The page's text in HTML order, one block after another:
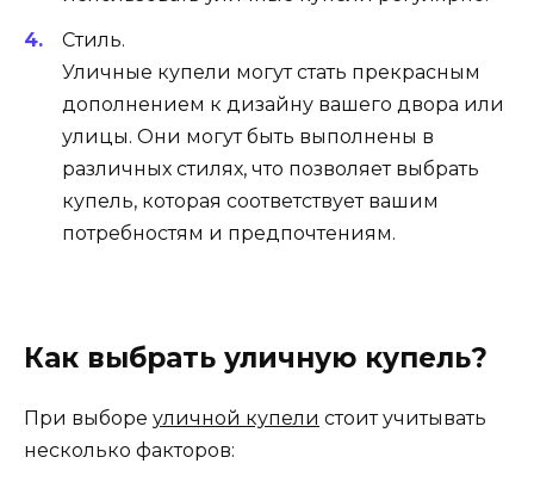
Стиль.
Уличные купели могут стать прекрасным
дополнением к дизайну вашего двора или
улицы. Они могут быть выполнены в
различных стилях, что позволяет выбрать
купель, которая соответствует вашим
потребностям и предпочтениям.
Как выбрать уличную купель?
При выборе уличной купели стоит учитывать
несколько факторов: